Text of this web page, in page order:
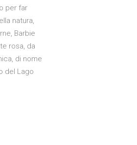
per far
natura,
Barbie
rosa, da
di nome
del Lago